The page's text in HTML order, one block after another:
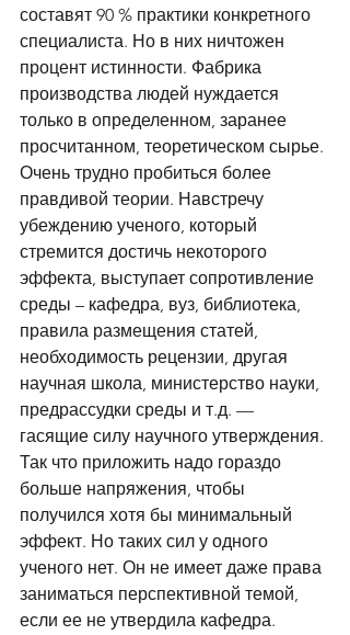
составят 90 % практики конкретного
специалиста. Но в них ничтожен
процент истинности. Фабрика
производства людей нуждается
только в определенном, заранее
просчитанном, теоретическом сырье.
Очень трудно пробиться более
правдивой теории. Навстречу
убеждению ученого, который
стремится достичь некоторого
эффекта, выступает сопротивление
среды – кафедра, вуз, библиотека,
правила размещения статей,
необходимость рецензии, другая
научная школа, министерство науки,
предрассудки среды и т.д. —
гасящие силу научного утверждения.
Так что приложить надо гораздо
больше напряжения, чтобы
получился хотя бы минимальный
эффект. Но таких сил у одного
ученого нет. Он не имеет даже права
заниматься перспективной темой,
если ее не утвердила кафедра.